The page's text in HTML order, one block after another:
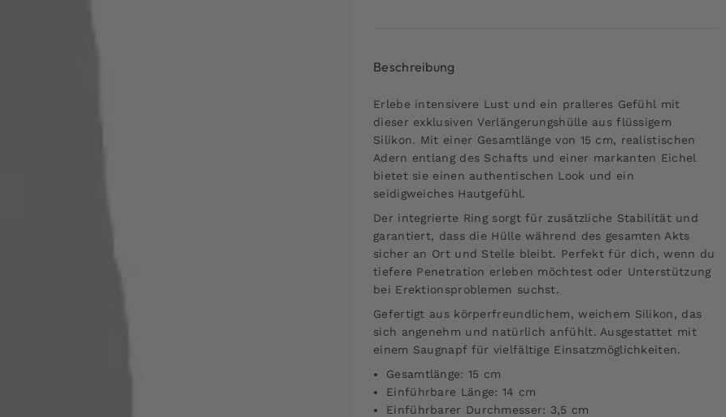
Beschreibung
Erlebe intensivere Lust und ein pralleres Gefühl mit
dieser exklusiven Verlängerungshülle aus flüssigem
Silikon. Mit einer Gesamtlänge von 15 cm, realistischen
Adern entlang des Schafts und einer markanten Eichel
bietet sie einen authentischen Look und ein
seidigweiches Hautgefühl.
Der integrierte Ring sorgt für zusätzliche Stabilität und
garantiert, dass die Hülle während des gesamten Akts
sicher an Ort und Stelle bleibt. Perfekt für dich, wenn du
tiefere Penetration erleben möchtest oder Unterstützung
bei Erektionsproblemen suchst.
Gefertigt aus körperfreundlichem, weichem Silikon, das
sich angenehm und natürlich anfühlt. Ausgestattet mit
einem Saugnapf für vielfältige Einsatzmöglichkeiten.
Gesamtlänge: 15 cm
Einführbare Länge: 14 cm
Einführbarer Durchmesser: 3,5 cm